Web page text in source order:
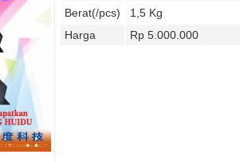
Berat(/pcs)
1,5 Kg
Harga
Rp 5.000.000